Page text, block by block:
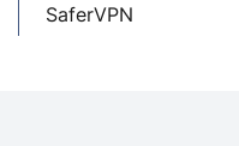
SaferVPN